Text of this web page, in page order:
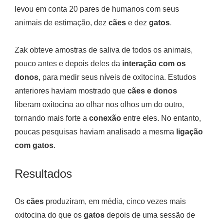
levou em conta 20 pares de humanos com seus
animais de estimação, dez cães e dez gatos.
Zak obteve amostras de saliva de todos os animais,
pouco antes e depois deles da interação com os
donos, para medir seus níveis de oxitocina. Estudos
anteriores haviam mostrado que cães e donos
liberam oxitocina ao olhar nos olhos um do outro,
tornando mais forte a conexão entre eles. No entanto,
poucas pesquisas haviam analisado a mesma ligação
com gatos.
Resultados
Os cães produziram, em média, cinco vezes mais
oxitocina do que os gatos depois de uma sessão de